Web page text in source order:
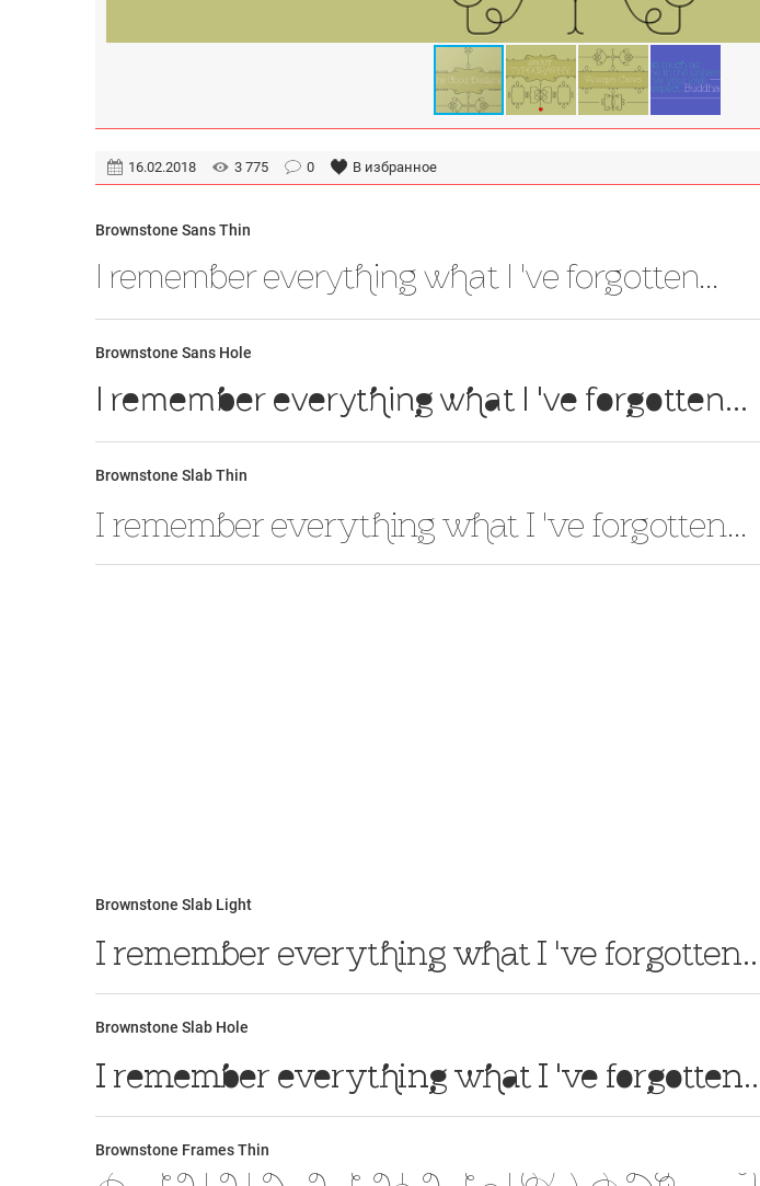
16.02.2018 3 775 0 В избранное
Brownstone Sans Thin
Brownstone Sans Hole
Brownstone Slab Thin
Brownstone Slab Light
Brownstone Slab Hole
Brownstone Frames Thin